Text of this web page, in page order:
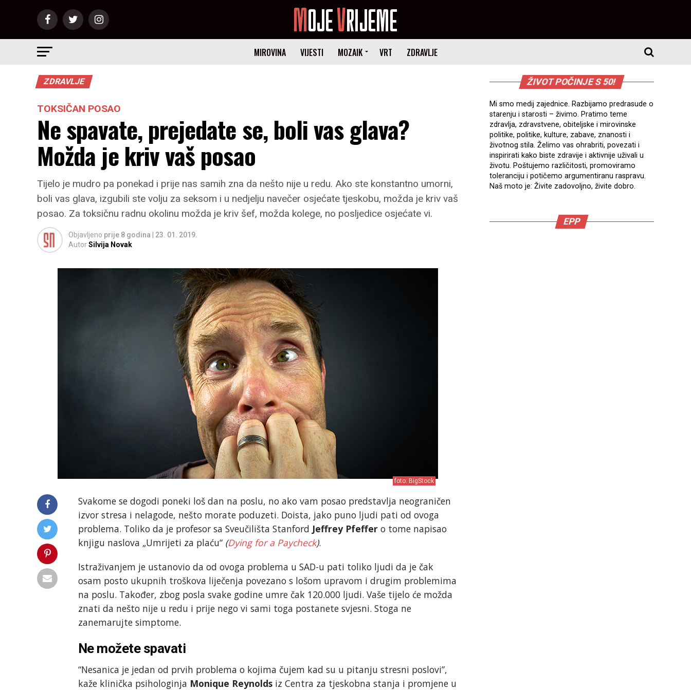
MIROVINA VIJESTI MOZAIK VRT ZDRAVLJE
ZDRAVLJE
TOKSIČAN POSAO
Ne spavate, prejedate se, boli vas glava?
Možda je kriv vaš posao
Tijelo je mudro pa ponekad i prije nas samih zna da nešto nije u redu. Ako ste konstantno umorni,
boli vas glava, izgubili ste volju za seksom i u nedjelju navečer osjećate tjeskobu, možda je kriv vaš
posao. Za toksičnu radnu okolinu možda je kriv šef, možda kolege, no posljedice osjećate vi.
Objavljeno prije 8 godina
23. 01. 2019.
AutorSilvija Novak
foto: BigStock
Svakome se dogodi poneki loš dan na poslu, no ako vam posao predstavlja neograničen
izvor stresa i nelagode, nešto morate poduzeti. Doista, jako puno ljudi pati od ovoga
problema. Toliko da je profesor sa Sveučilišta Stanford Jeffrey Pfeffer o tome napisao
knjigu naslova „Umrijeti za plaću“ (Dying for a Paycheck).
Istraživanjem je ustanovio da od ovoga problema u SAD-u pati toliko ljudi da je čak
osam posto ukupnih troškova liječenja povezano s lošom upravom i drugim problemima
na poslu. Također, zbog posla svake godine umre čak 120.000 ljudi. Vaše tijelo će možda
znati da nešto nije u redu i prije nego vi sami toga postanete svjesni. Stoga ne
zanemarujte simptome.
Ne možete spavati
“Nesanica je jedan od prvih problema o kojima čujem kad su u pitanju stresni poslovi”,
kaže klinička psihologinja Monique Reynolds iz Centra za tjeskobna stanja i promjene u
ŽIVOT POČINJE S 50!
Mi smo medij zajednice. Razbijamo predrasude o
starenju i starosti – živimo. Pratimo teme
zdravlja, zdravstvene, obiteljske i mirovinske
politike, politike, kulture, zabave, znanosti i
životnog stila. Želimo vas ohrabriti, povezati i
inspirirati kako biste zdravije i aktivnije uživali u
životu. Poštujemo različitosti, promoviramo
toleranciju i potičemo argumentiranu raspravu.
Naš moto je: Živite zadovoljno, živite dobro.
EPP